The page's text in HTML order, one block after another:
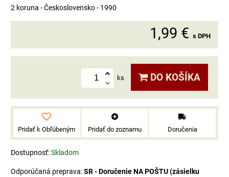
2 koruna - Československo - 1990
1,99 € s DPH
ks DO KOŠÍKA
Pridať k Obľúbeným Pridať do zoznamu Doručenia
Dostupnosť:Skladom
SR - Doručenie NA POŠTU (zásielku